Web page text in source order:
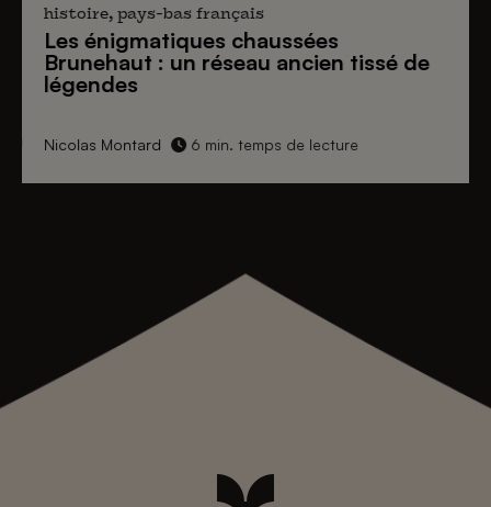
histoire, pays-bas français
Les énigmatiques chaussées
Brunehaut : un réseau ancien tissé de
légendes
Nicolas Montard 6 min. temps de lecture